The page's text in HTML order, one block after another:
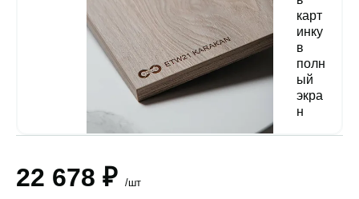
22 678 ₽ /шт